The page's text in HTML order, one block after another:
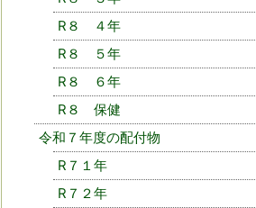
R８ ４年
R８ ５年
R８ ６年
R８ 保健
令和７年度の配付物
R７１年
R７２年